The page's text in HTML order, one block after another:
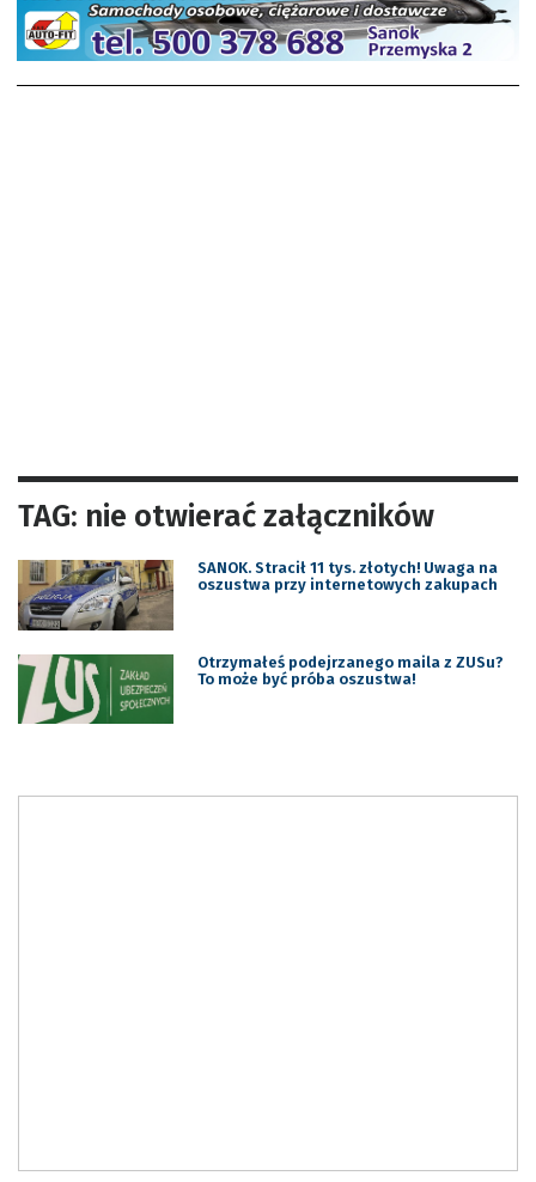
TAG: nie otwierać załączników
SANOK. Stracił 11 tys. złotych! Uwaga na
oszustwa przy internetowych zakupach
Otrzymałeś podejrzanego maila z ZUSu?
To może być próba oszustwa!